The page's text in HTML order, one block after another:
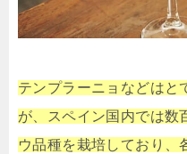
テンプラーニョなどはと
が、スペイン国内では数
ウ品種を栽培しており、